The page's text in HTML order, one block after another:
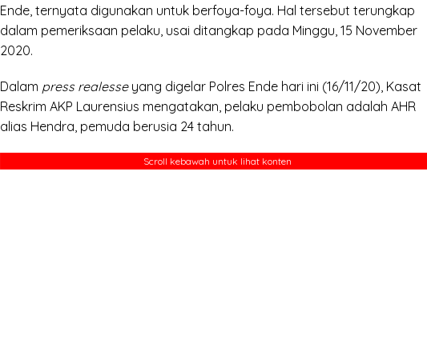
Ende, ternyata digunakan untuk berfoya-foya. Hal tersebut terungkap
dalam pemeriksaan pelaku, usai ditangkap pada Minggu, 15 November
2020.
Dalam press realesseyang digelar Polres Ende hari ini (16/11/20), Kasat
Reskrim AKP Laurensius mengatakan, pelaku pembobolan adalah AHR
alias Hendra, pemuda berusia 24 tahun.
Scroll kebawah untuk lihat konten